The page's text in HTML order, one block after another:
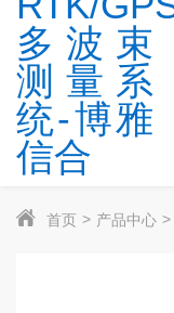
首页 产品中心